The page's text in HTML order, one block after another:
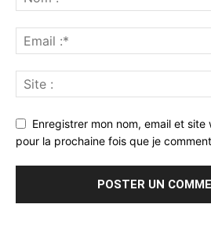
Enregistrer mon nom, email et
pour la prochaine fois que je